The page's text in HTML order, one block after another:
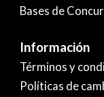
Bases de
Información
Términos y
Políticas de